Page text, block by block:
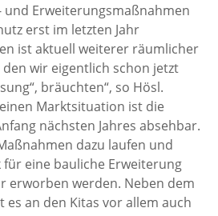
und Erweiterungsmaßnahmen
erst im letzten Jahr
ist aktuell weiterer räumlicher
wir eigentlich schon jetzt
bräuchten“, so Hösl.
Marktsituation ist die
nächsten Jahres absehbar.
dazu laufen und
eine bauliche Erweiterung
erworben werden. Neben dem
es an den Kitas vor allem auch